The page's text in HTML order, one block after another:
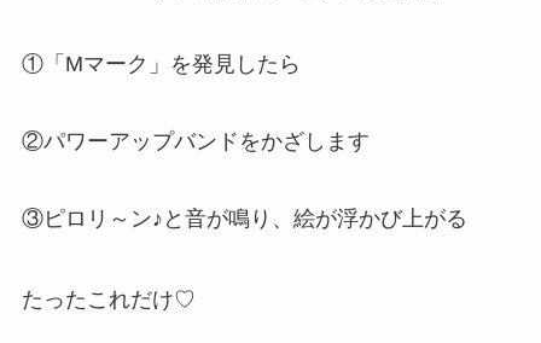
①「Mマーク」 を発見したら
②パワーアップバンドをかざします
③ピロリ～ン♪と音が鳴り、絵が浮かび上がる
たったこれだけ♡